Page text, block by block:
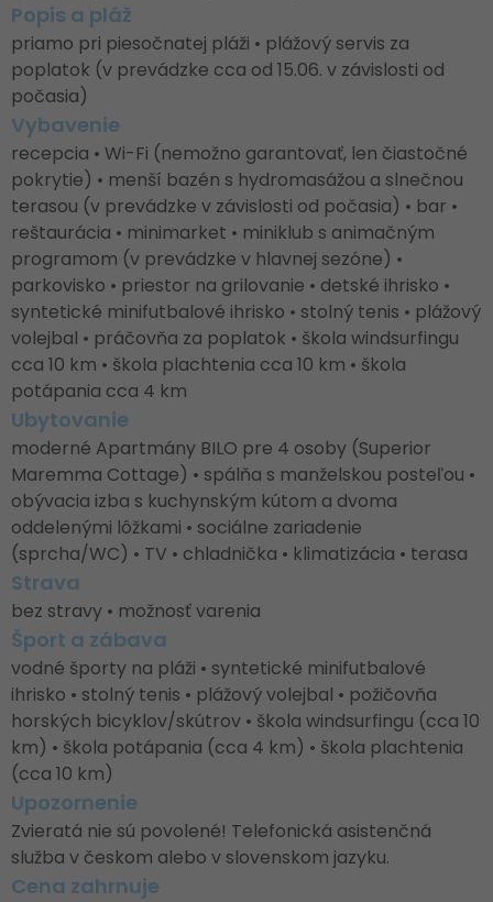
Popis a pláž
priamo pri piesočnatej pláži • plážový servis za
poplatok (v prevádzke cca od 15.06. v závislosti od
počasia)
Vybavenie
recepcia • Wi-Fi (nemožno garantovať, len čiastočné
pokrytie) • menší bazén s hydromasážou a slnečnou
terasou (v prevádzke v závislosti od počasia) • bar •
reštaurácia • minimarket • miniklub s animačným
programom (v prevádzke v hlavnej sezóne) •
parkovisko • priestor na grilovanie • detské ihrisko •
syntetické minifutbalové ihrisko • stolný tenis • plážový
volejbal • práčovňa za poplatok • škola windsurfingu
cca 10 km • škola plachtenia cca 10 km • škola
potápania cca 4 km
Ubytovanie
moderné Apartmány BILO pre 4 osoby (Superior
Maremma Cottage) • spálňa s manželskou posteľou •
obývacia izba s kuchynským kútom a dvoma
oddelenými lôžkami • sociálne zariadenie
(sprcha/WC) • TV • chladnička • klimatizácia • terasa
Strava
bez stravy • možnosť varenia
Šport a zábava
vodné športy na pláži • syntetické minifutbalové
ihrisko • stolný tenis • plážový volejbal • požičovňa
horských bicyklov/skútrov • škola windsurfingu (cca 10
km) • škola potápania (cca 4 km) • škola plachtenia
(cca 10 km)
Upozornenie
Zvieratá nie sú povolené! Telefonická asistenčná
služba v českom alebo v slovenskom jazyku.
Cena zahrnuje